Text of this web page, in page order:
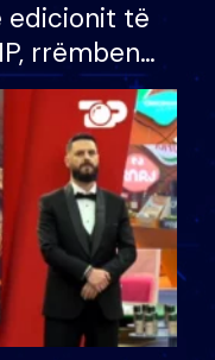
edicionit të
rrëmben
mijë eurosh